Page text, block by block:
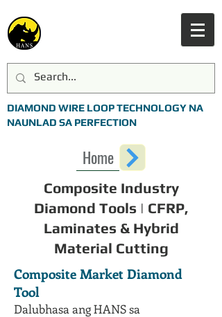
DIAMOND WIRE LOOP TECHNOLOGY NA
NAUNLAD SA PERFECTION
Home
Composite Industry
Diamond Tools | CFRP,
Laminates & Hybrid
Material Cutting
Composite Market Diamond
Tool
Dalubhasa ang HANS sa